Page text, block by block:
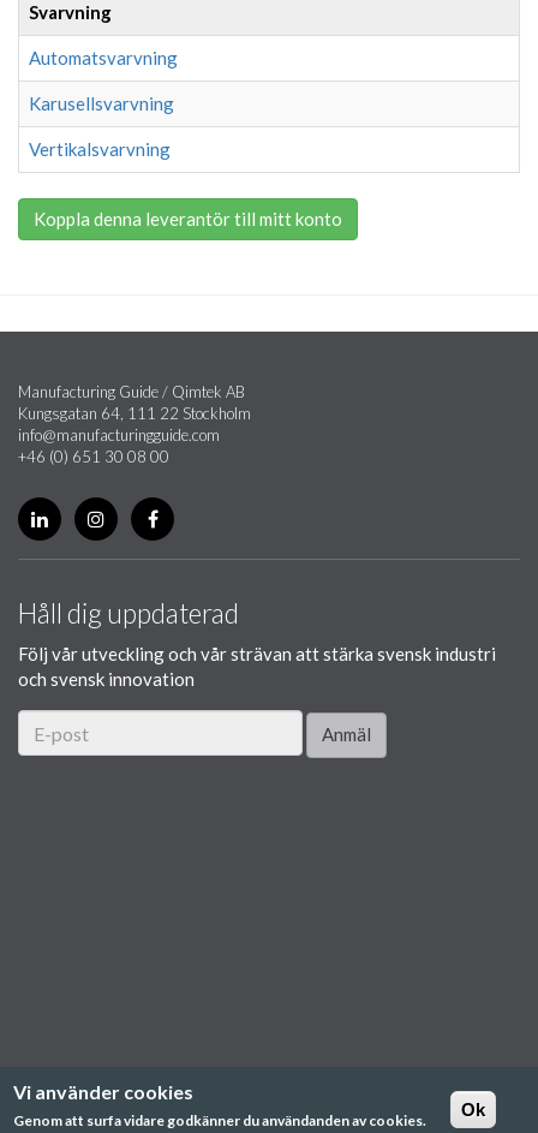
Svarvning
Automatsvarvning
Karusellsvarvning
Vertikalsvarvning
Koppla denna leverantör till mitt konto
Manufacturing Guide / Qimtek AB
Kungsgatan 64, 111 22 Stockholm
info@manufacturingguide.com
+46 (0) 651 30 08 00
Håll dig uppdaterad
Följ vår utveckling och vår strävan att stärka svensk industri
och svensk innovation
Anmäl
Vi använder cookies
Genom att surfa vidare godkänner du användanden av cookies.
Ok